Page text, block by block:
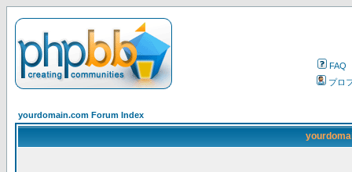
FAQ
プロ
yourdomain.com Forum Index